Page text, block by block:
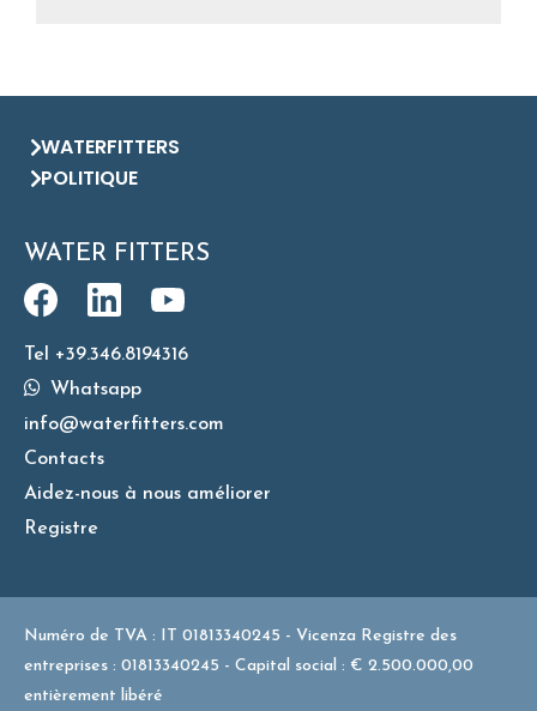
WATERFITTERS
POLITIQUE
WATER FITTERS
Tel +39.346.8194316
Whatsapp
info@waterfitters.com
Contacts
Aidez-nous à nous améliorer
Registre
Numéro de TVA : IT 01813340245 - Vicenza Registre des
entreprises : 01813340245 - Capital social : € 2.500.000,00
entièrement libéré